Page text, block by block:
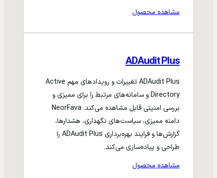
مشاهده محصول
ADAudit Plus
ADAudit Plus تغییرات و رویدادهای مهم Active
Directory و سامانه‌های مرتبط را برای ممیزی و
بررسی امنیتی قابل مشاهده می‌کند. NeorFava
دامنه ممیزی، سیاست‌های نگهداری، هشدارها،
گزارش‌ها و فرایند بهره‌برداری ADAudit Plus را
طراحی و پیاده‌سازی می‌کند.
مشاهده محصول